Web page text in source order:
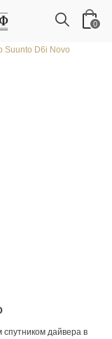
0
Suunto D6i Novo
дайвера в